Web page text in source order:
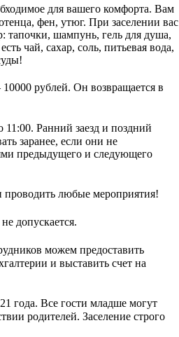
для вашего комфорта. Вам
фен, утюг. При заселении вас
тапочки, шампунь, гель для душа,
чай, сахар, соль, питьевая вода,
10000 рублей. Он возвращается в
11:00. Ранний заезд и поздний
заранее, если они не
предыдущего и следующего
проводить любые мероприятия!
допускается.
можем предоставить
и выставить счет на
года. Все гости младше могут
родителей. Заселение строго